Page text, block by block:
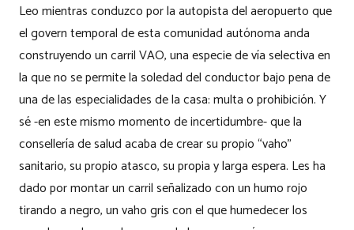
Leo mientras conduzco por la autopista del aeropuerto que
el govern temporal de esta comunidad autónoma anda
construyendo un carril VAO, una especie de vía selectiva en
la que no se permite la soledad del conductor bajo pena de
una de las especialidades de la casa: multa o prohibición. Y
sé -en este mismo momento de incertidumbre- que la
consellería de salud acaba de crear su propio “vaho”
sanitario, su propio atasco, su propia y larga espera. Les ha
dado por montar un carril señalizado con un humo rojo
tirando a negro, un vaho gris con el que humedecer los